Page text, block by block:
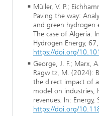
Müller, V. P.;
Paving the way:
and green hydrogen
The case of Algeria.
Hydrogen Energy,
https://doi.org/
George, J. F.; Marx,
Ragwitz, M. (2024):
the direct impact of
model on industries,
revenues. In: Energy,
https://doi.org/